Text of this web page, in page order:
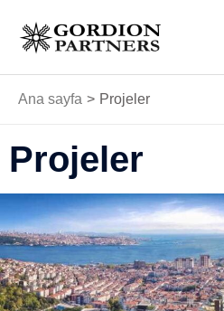
Ana sayfa Projeler
Projeler